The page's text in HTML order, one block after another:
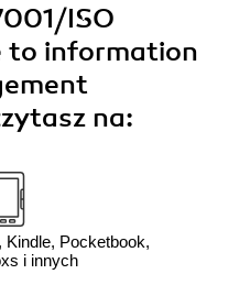
ISO
to information
na:
Pocketbook,
i innych